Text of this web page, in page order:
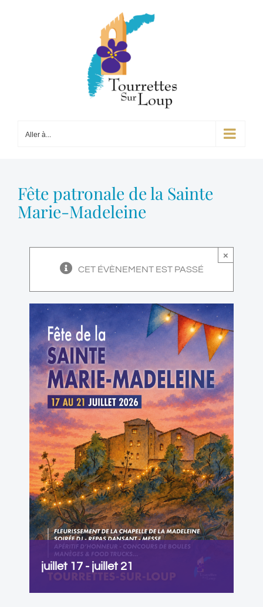
Aller à...
Fête patronale de la Sainte
Marie-Madeleine
×
CET ÉVÈNEMENT EST PASSÉ
juillet 17 - juillet 21